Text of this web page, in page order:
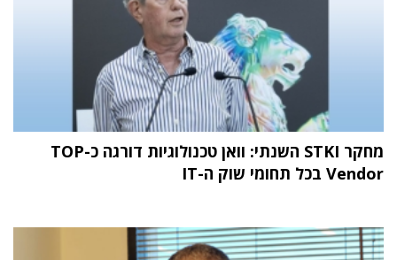
מחקר STKI השנתי: וואן טכנולוגיות דורגה כ-TOP
Vendor בכל תחומי שוק ה-IT